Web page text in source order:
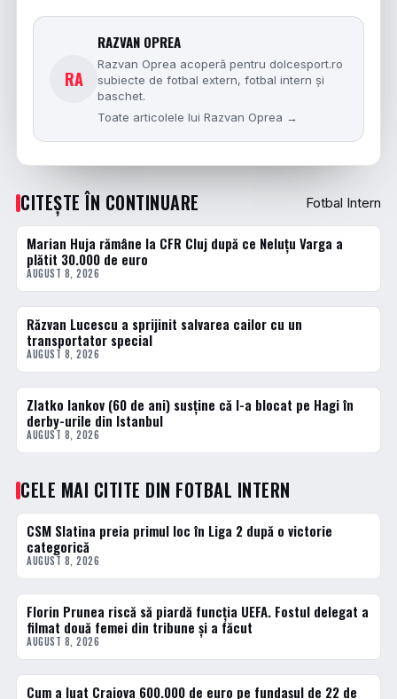
RA
RAZVAN OPREA
Razvan Oprea acoperă pentru dolcesport.ro
subiecte de fotbal extern, fotbal intern și
baschet.
Toate articolele lui Razvan Oprea →
CITEȘTE ÎN CONTINUARE Fotbal Intern
FOTBAL INTERN
Marian Huja rămâne la CFR Cluj după ce Neluțu Varga a
plătit 30.000 de euro
AUGUST 8, 2026
DIVERSE
Răzvan Lucescu a sprijinit salvarea cailor cu un
transportator special
AUGUST 8, 2026
FOTBAL EXTERN
Zlatko Iankov (60 de ani) susține că l-a blocat pe Hagi în
derby-urile din Istanbul
AUGUST 8, 2026
CELE MAI CITITE DIN FOTBAL INTERN
1 · TOP
CSM Slatina preia primul loc în Liga 2 după o victorie
categorică
AUGUST 8, 2026
2 · TOP
Florin Prunea riscă să piardă funcția UEFA. Fostul delegat a
filmat două femei din tribune și a făcut
AUGUST 8, 2026
3 · TOP
Cum a luat Craiova 600.000 de euro pe fundașul de 22 de